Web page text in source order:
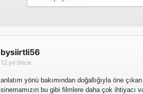
bysiirtli56
12 yıl önce
anlatım yönü bakımından doğallığıyla öne
sinemamızın bu gibi filmlere daha çok ihtiyacı